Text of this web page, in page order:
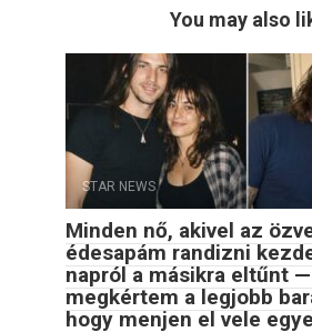
You may also
STAR NEWS
Minden nő, akivel az
édesapám randizni
napról a másikra eltűnt
megkértem a legjobb
hogy menjen el vele